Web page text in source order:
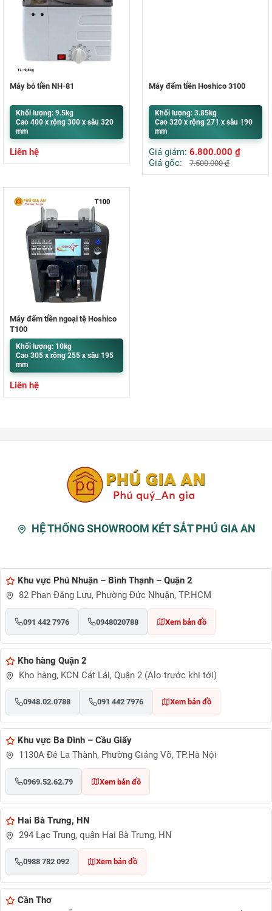
Máy bó tiền NH-81
Khối lượng: 9.5kg
Cao 400 x rộng 300 x sâu 320
mm
Liên hệ
Máy đếm tiền Hoshico 3100
Khối lượng: 3.85kg
Cao 320 x rộng 271 x sâu 190
mm
Giá giảm: 6.800.000 ₫
Giá gốc:
7.500.000₫
Máy đếm tiền ngoại tệ Hoshico
T100
Khối lượng: 10kg
Cao 305 x rộng 255 x sâu 195
mm
Liên hệ
HỆ THỐNG SHOWROOM KÉT SẮT PHÚ GIA AN
Khu vực Phú Nhuận – Bình Thạnh – Quận 2
82 Phan Đăng Lưu, Phường Đức Nhuận, TP.HCM
091 442 7976 0948020788 Xem bản đồ
Kho hàng Quận 2
Kho hàng, KCN Cát Lái, Quận 2 (Alo trước khi tới)
0948.02.0788 091 442 7976 Xem bản đồ
Khu vực Ba Đình – Cầu Giấy
1130A Đê La Thành, Phường Giảng Võ, TP.Hà Nội
0969.52.62.79 Xem bản đồ
Hai Bà Trưng, HN
294 Lạc Trung, quận Hai Bà Trưng, HN
0988 782 092 Xem bản đồ
Cần Thơ